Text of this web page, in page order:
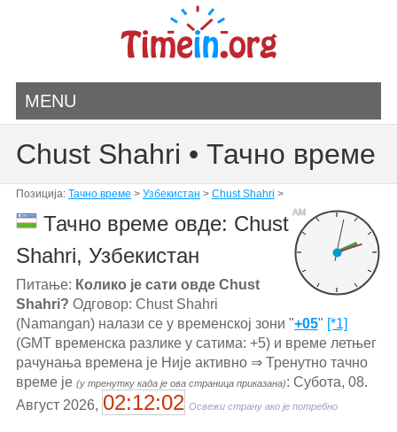
MENU
Chust Shahri • Тачно време
Позиција: Тачно време > Узбекистан > Chust Shahri >
AM
Тачно време овде: Chust
Shahri, Узбекистан
Питање: Колико је сати овде Chust
Shahri? Одговор: Chust Shahri
(Namangan) налази се у временској зони "+05" [*1]
(GMT временска разлике у сатима: +5) и време летњег
рачунања времена је Није активно ⇒ Тренутно тачно
време је (у тренутку када је ова страница приказана): Субота, 08.
Август 2026, 02:12:02 Освежи страну ако је потребно